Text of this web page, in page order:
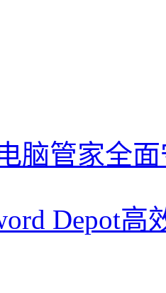
脑管家全
Depot